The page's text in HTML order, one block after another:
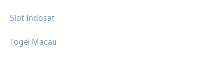
Slot Indosat
Togel Macau